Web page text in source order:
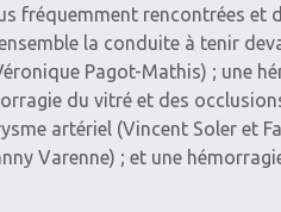
fréquemment rencontrées et
la conduite à tenir
Pagot-Mathis) ; une
du vitré et des
artériel (Vincent Soler et
­Varenne) ; et une